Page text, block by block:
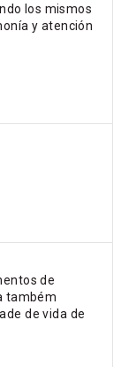
los mismos
y atención
de
também
de vida de